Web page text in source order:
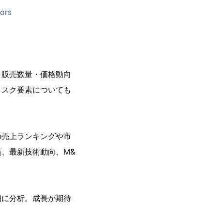
売数量・価格動向
ク要素についても
上ランキングや市
最新技術動向、M&
分析。成長が期待